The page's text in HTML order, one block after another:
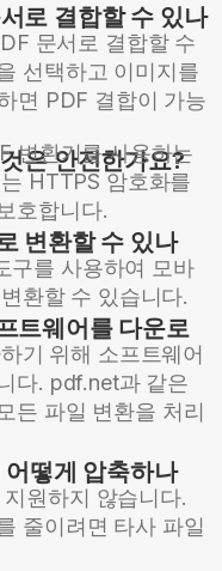
로 결합할 수 있나
문서로 결합할 수
선택하고 이미지를
면 PDF 결합이 가능
은 안전한가요?
변환기를 사용하는
HTTPS 암호화를
호합니다.
변환할 수 있나
구를 사용하여 모바
환할 수 있습니다.
트웨어를 다운로
기 위해 소프트웨어
다. pdf.net과 같은
든 파일 변환을 처리
떻게 압축하나
원하지 않습니다.
줄이려면 타사 파일